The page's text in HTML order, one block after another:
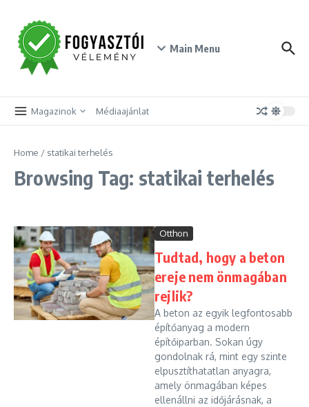
Main Menu
Magazinok Médiaajánlat
Home / statikai terhelés
Browsing Tag: statikai terhelés
Otthon
Tudtad, hogy a beton
ereje nem önmagában
rejlik?
A beton az egyik legfontosabb
építőanyag a modern
építőiparban. Sokan úgy
gondolnak rá, mint egy szinte
elpusztíthatatlan anyagra,
amely önmagában képes
ellenállni az időjárásnak, a